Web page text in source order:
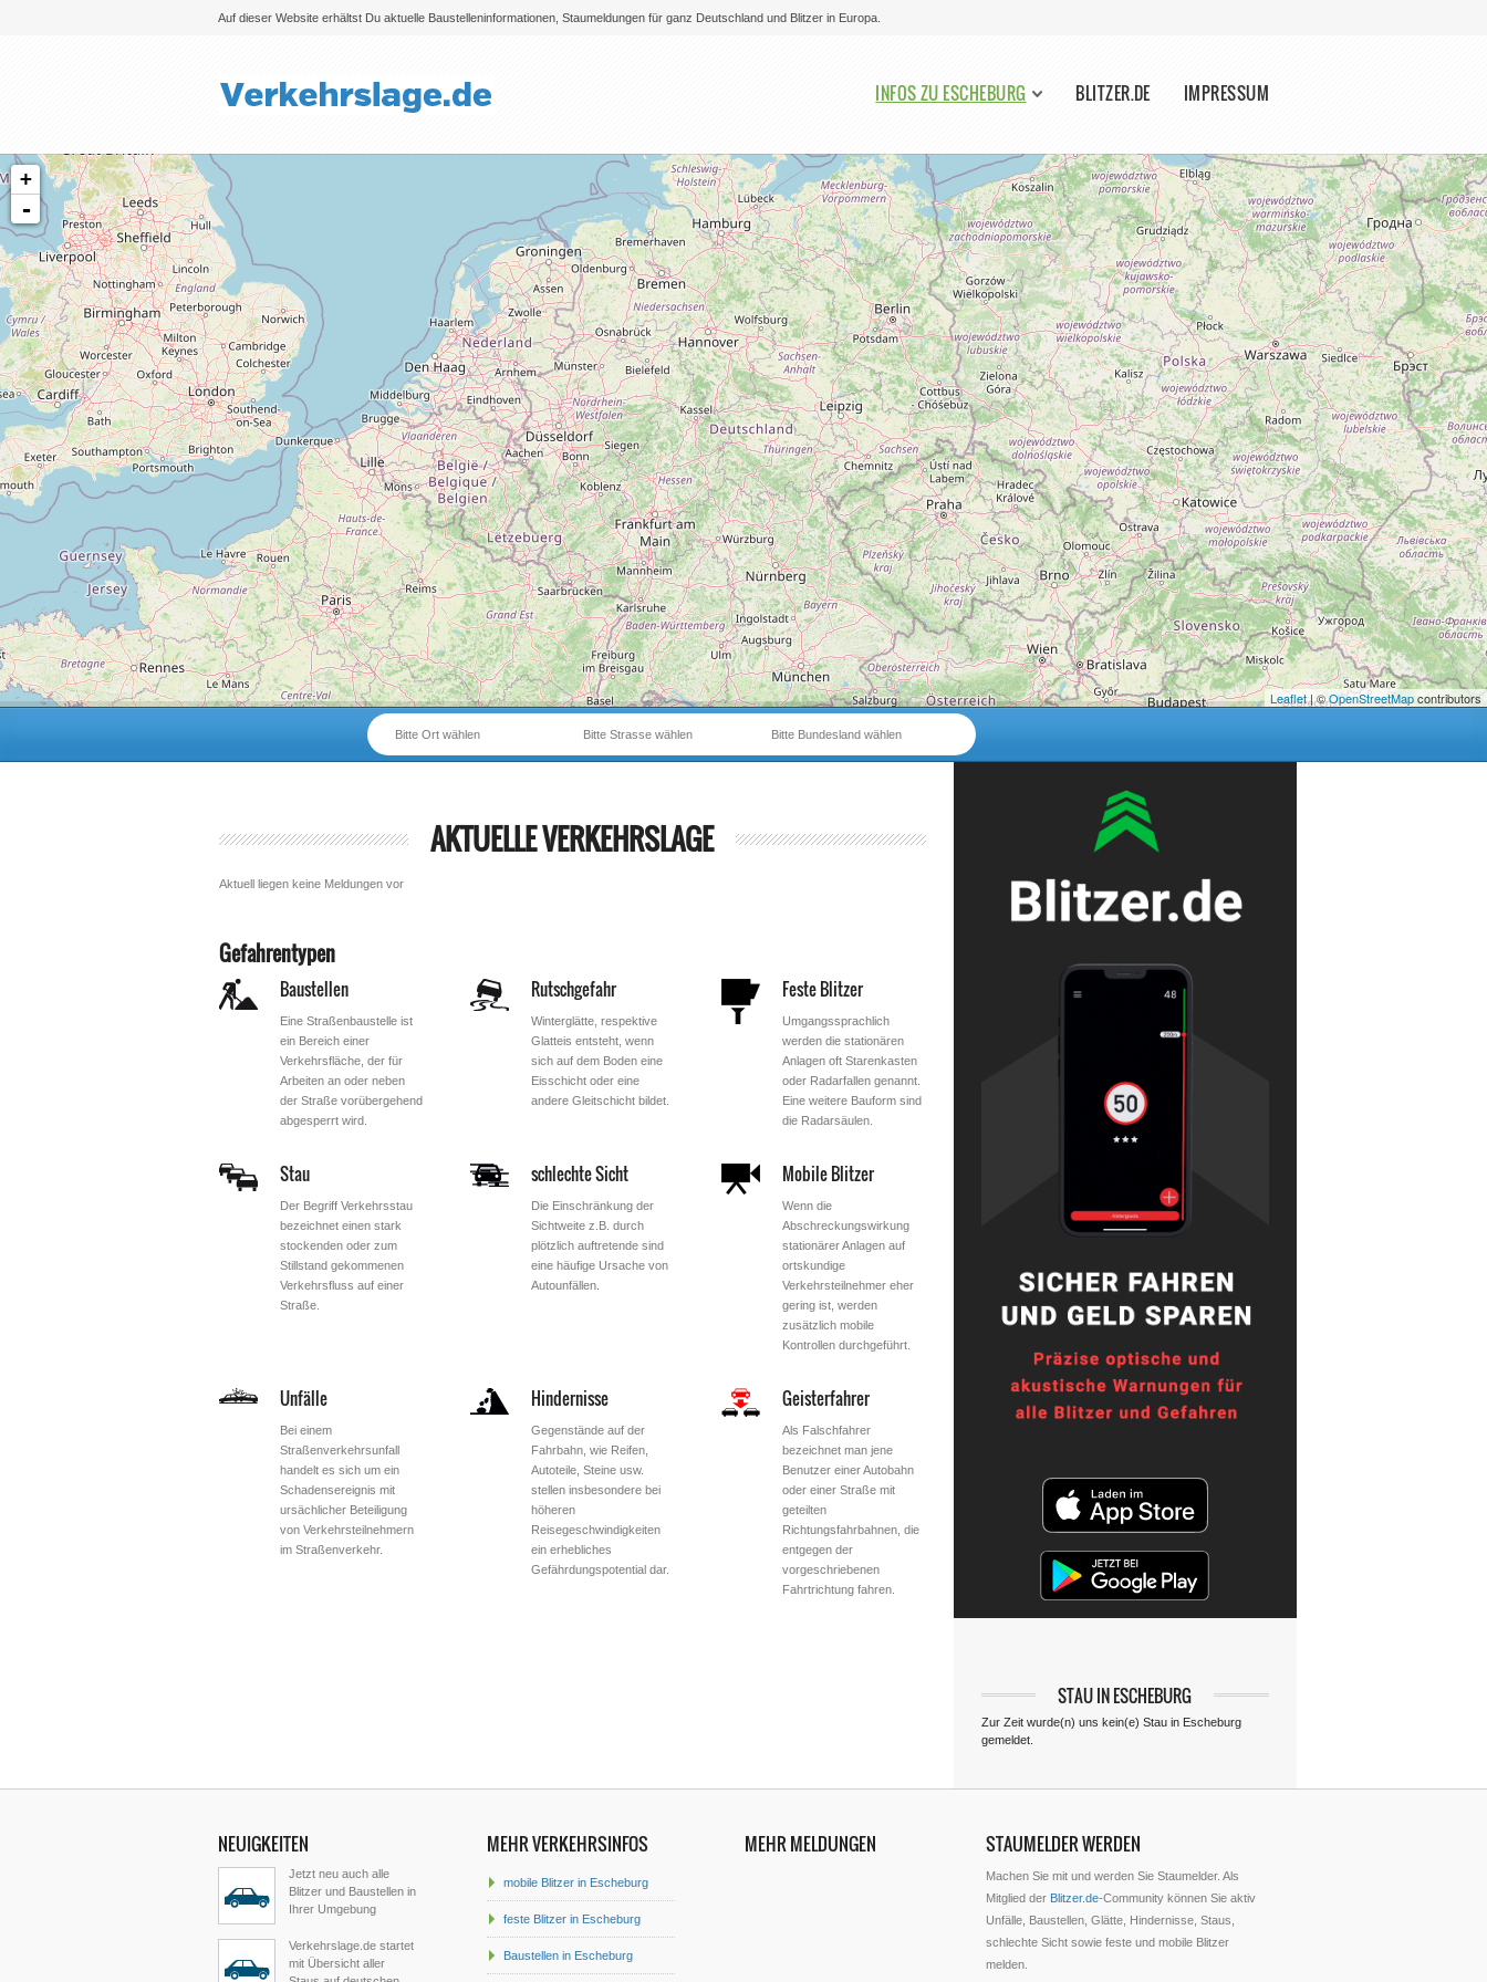
Auf dieser Website erhältst Du aktuelle Baustelleninformationen, Staumeldungen für ganz Deutschland und Blitzer in Europa.
Bitte auswählen
INFOS ZU ESCHEBURG BLITZER.DE IMPRESSUM
+
-
Leaflet| ©OpenStreetMapcontributors
Bitte Bundesland wählen
Bitte Strasse wählen
Bitte Ort wählen
AKTUELLE VERKEHRSLAGE
Aktuell liegen keine Meldungen vor
Gefahrentypen
Baustellen
Eine Straßenbaustelle ist
ein Bereich einer
Verkehrsfläche, der für
Arbeiten an oder neben
der Straße vorübergehend
abgesperrt wird.
Rutschgefahr
Winterglätte, respektive
Glatteis entsteht, wenn
sich auf dem Boden eine
Eisschicht oder eine
andere Gleitschicht bildet.
Feste Blitzer
Umgangssprachlich
werden die stationären
Anlagen oft Starenkasten
oder Radarfallen genannt.
Eine weitere Bauform sind
die Radarsäulen.
Stau
Der Begriff Verkehrsstau
bezeichnet einen stark
stockenden oder zum
Stillstand gekommenen
Verkehrsfluss auf einer
Straße.
schlechte Sicht
Die Einschränkung der
Sichtweite z.B. durch
plötzlich auftretende sind
eine häufige Ursache von
Autounfällen.
Mobile Blitzer
Wenn die
Abschreckungswirkung
stationärer Anlagen auf
ortskundige
Verkehrsteilnehmer eher
gering ist, werden
zusätzlich mobile
Kontrollen durchgeführt.
Unfälle
Bei einem
Straßenverkehrsunfall
handelt es sich um ein
Schadensereignis mit
ursächlicher Beteiligung
von Verkehrsteilnehmern
im Straßenverkehr.
Hindernisse
Gegenstände auf der
Fahrbahn, wie Reifen,
Autoteile, Steine usw.
stellen insbesondere bei
höheren
Reisegeschwindigkeiten
ein erhebliches
Gefährdungspotential dar.
Geisterfahrer
Als Falschfahrer
bezeichnet man jene
Benutzer einer Autobahn
oder einer Straße mit
geteilten
Richtungsfahrbahnen, die
entgegen der
vorgeschriebenen
Fahrtrichtung fahren.
STAU IN ESCHEBURG
Zur Zeit wurde(n) uns kein(e) Stau in Escheburg
gemeldet.
NEUIGKEITEN
Jetzt neu auch alle
Blitzer und Baustellen in
Ihrer Umgebung
Verkehrslage.de startet
mit Übersicht aller
MEHR VERKEHRSINFOS
mobile Blitzer in Escheburg
feste Blitzer in Escheburg
Baustellen in Escheburg
MEHR MELDUNGEN STAUMELDER WERDEN
Machen Sie mit und werden Sie Staumelder. Als
Mitglied der Blitzer.de-Community können Sie aktiv
Unfälle, Baustellen, Glätte, Hindernisse, Staus,
schlechte Sicht sowie feste und mobile Blitzer
melden.